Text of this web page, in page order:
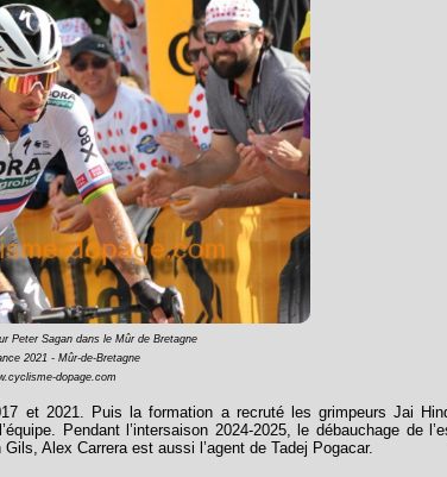
Peter Sagan dans le Mûr de Bretagne
2021 - Mûr-de-Bretagne
dopage.com
et 2021. Puis la formation a recruté les grimpeurs Jai
Pendant l’intersaison 2024-2025, le débauchage de
Alex Carrera est aussi l’agent de Tadej Pogacar.